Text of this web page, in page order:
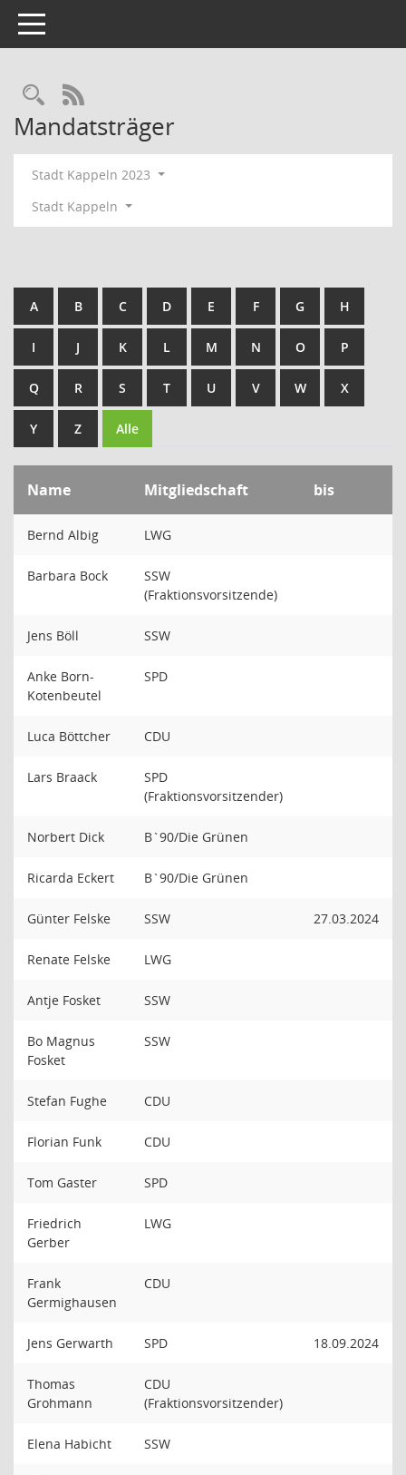
Toggle navigation
Rechercheauswahl
RSS-Feed
Mandatsträger
Stadt Kappeln 2023
Stadt Kappeln
A B C D E F G H
I J K L M N O P
Q R S T U V W X
Y Z Alle
Name Mitgliedschaft bis
Bernd Albig LWG
Barbara Bock
SSW
(Fraktionsvorsitzende)
Jens Böll SSW
Anke Born-
Kotenbeutel
SPD
Luca Böttcher CDU
Lars Braack
SPD
(Fraktionsvorsitzender)
Norbert Dick B`90/Die Grünen
Ricarda Eckert B`90/Die Grünen
Günter Felske SSW 27.03.2024
Renate Felske LWG
Antje Fosket SSW
Bo Magnus
Fosket
SSW
Stefan Fughe CDU
Florian Funk CDU
Tom Gaster SPD
Friedrich
Gerber
LWG
Frank
Germighausen
CDU
Jens Gerwarth SPD 18.09.2024
Thomas
Grohmann
CDU
(Fraktionsvorsitzender)
Elena Habicht SSW